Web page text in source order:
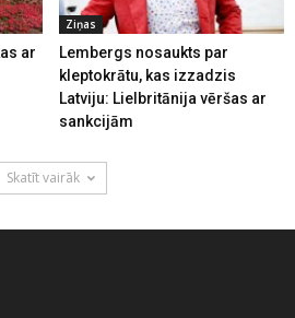
ar
Ziņas
Lembergs nosaukts par
kleptokrātu, kas izzadzis
Latviju: Lielbritānija vēršas ar
sankcijām
Skatīt vairāk